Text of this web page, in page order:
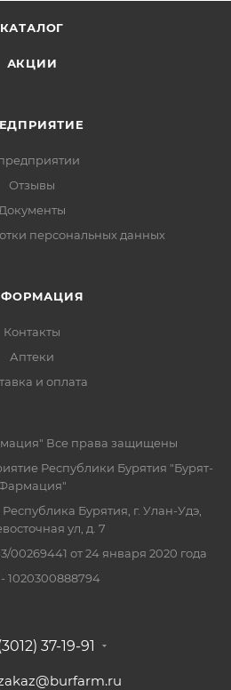
КАТАЛОГ
АКЦИИ
Отзывы
Документы
персональных данных
Контакты
Аптеки
и оплата
Все права защищены
Республики Бурятия "Бурят-
Бурятия, г. Улан-Удэ,
ул, д. 7
00269441 от 24 января 2020 года
1020300888794
37-19-91